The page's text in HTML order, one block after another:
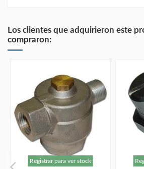
Los clientes que adquirieron este
compraron:
Registrar para ver stock